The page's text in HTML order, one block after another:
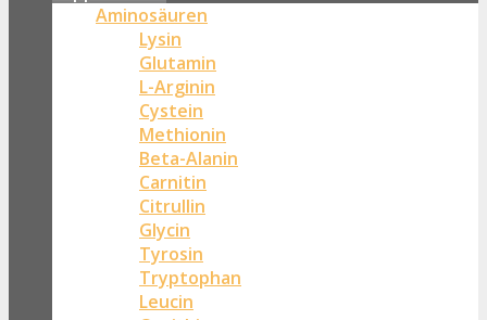
Aminosäuren
Lysin
Glutamin
L-Arginin
Cystein
Methionin
Beta-Alanin
Carnitin
Citrullin
Glycin
Tyrosin
Tryptophan
Leucin